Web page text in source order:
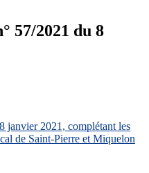
57/2021 du 8
janvier 2021, complétant les
de Saint-Pierre et Miquelon